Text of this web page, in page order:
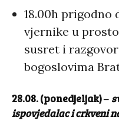
18.00h prigodno
vjernike u
susret i
bogoslovima
28.08. (ponedjeljak)‒
ispovjedalac i crkveni